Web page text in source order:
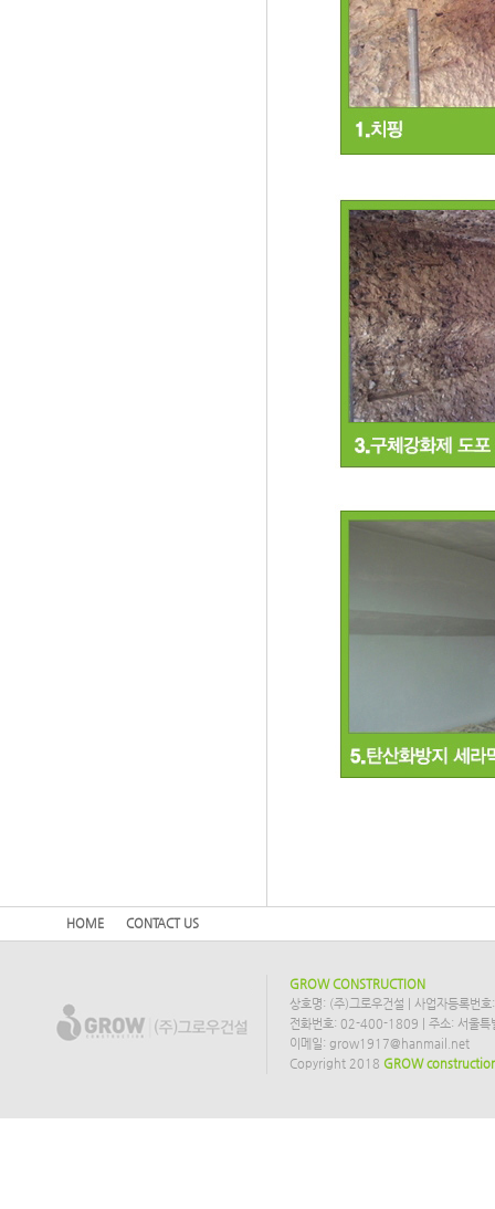
HOME CONTACT US
GROW CONSTRUCTION
상호명: (주)그로우건설 | 사업자등록
전화번호: 02-400-1809 | 주소: 서울특
이메일: grow1917@hanmail.net
Copyright 2018 GROW